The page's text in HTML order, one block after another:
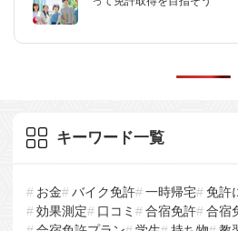
キーワード一覧
お金 バイク免許 一時帰宅 免許
効果測定
口コミ 合宿免許
合宿